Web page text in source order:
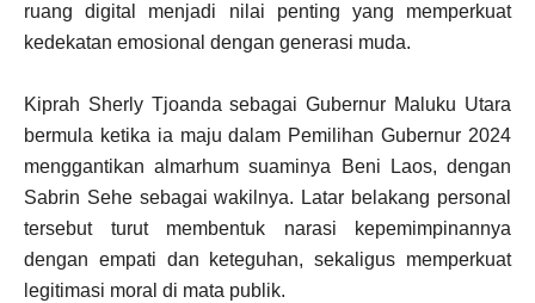
ruang digital menjadi nilai penting yang memperkuat
kedekatan emosional dengan generasi muda.
Kiprah Sherly Tjoanda sebagai Gubernur Maluku Utara
bermula ketika ia maju dalam Pemilihan Gubernur 2024
menggantikan almarhum suaminya Beni Laos, dengan
Sabrin Sehe sebagai wakilnya. Latar belakang personal
tersebut turut membentuk narasi kepemimpinannya
dengan empati dan keteguhan, sekaligus memperkuat
legitimasi moral di mata publik.